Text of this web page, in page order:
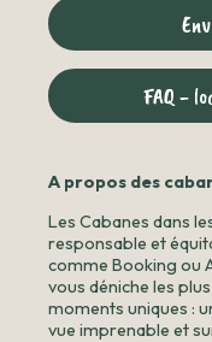
FAQ -
A propos des
Les Cabanes dans
responsable et
comme Booking ou
vous déniche les
moments uniques :
vue imprenable et